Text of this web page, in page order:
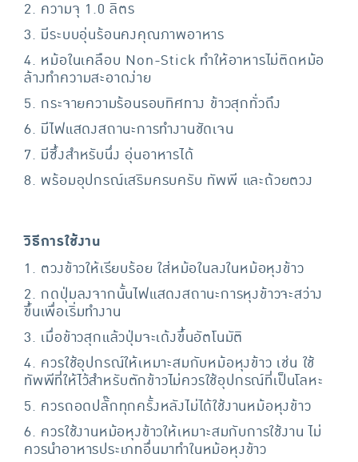
2. ความจุ 1.0 ลิตร
3. มีระบบอุ่นร้อนคงคุณภาพอาหาร
4. หม้อในเคลือบ Non-Stick ทำให้อาหารไม่ติดหม้อ
ล้างทำความสะอาดง่าย
5. กระจายความร้อนรอบทิศทาง ข้าวสุกทั่วถึง
6. มีไฟแสดงสถานะการทำงานชัดเจน
7. มีซึ้งสำหรับนึ่ง อุ่นอาหารได้
8. พร้อมอุปกรณ์เสริมครบครับ ทัพพี และถ้วยตวง
วิธีการใช้งาน
1. ตวงข้าวให้เรียบร้อย ใส่หม้อในลงในหม้อหุงข้าว
2. กดปุ่มลงจากนั้นไฟแสดงสถานะการหุงข้าวจะสว่าง
ขึ้นเพื่อเริ่มทำงาน
3. เมื่อข้าวสุกแล้วปุ่มจะเด้งขึ้นอัตโนมัติ
4. ควรใช้อุปกรณ์ให้เหมาะสมกับหม้อหุงข้าว เช่น ใช้
ทัพพีที่ให้ไว้สำหรับตักข้าวไม่ควรใช้อุปกรณ์ที่เป็นโลหะ
5. ควรถอดปลั๊กทุกครั้งหลังไม่ได้ใช้งานหม้อหุงข้าว
6. ควรใช้งานหม้อหุงข้าวให้เหมาะสมกับการใช้งาน ไม่
ควรนำอาหารประเภทอื่นมาทำในหม้อหุงข้าว